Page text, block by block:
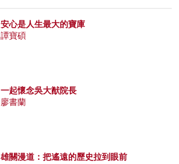
安心是人生最大的寶庫
譚寶碩
一起懷念吳大猷院長
廖書蘭
雄關漫道：把遙遠的歷史拉到眼前